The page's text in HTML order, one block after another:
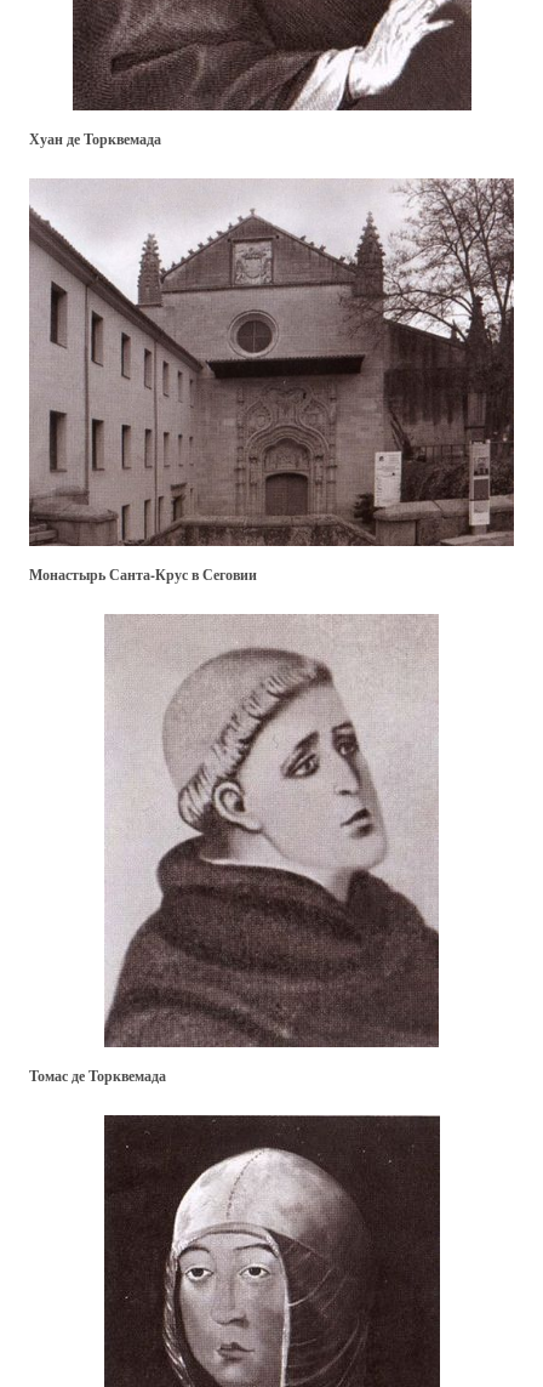
Хуан де Торквемада
Монастырь Санта-Крус в Сеговии
Томас де Торквемада